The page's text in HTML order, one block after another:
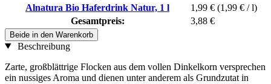
Alnatura Bio Haferdrink Natur, 1 l
1,99 € (1,99 € / l)
Gesamtpreis:
3,88 €
Beide in den Warenkorb
Beschreibung
Zarte, großblättrige Flocken aus dem vollen Dinkelkorn versprechen
ein nussiges Aroma und dienen unter anderem als Grundzutat in